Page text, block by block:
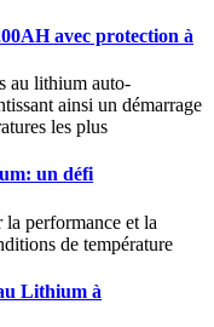
avec protection à
au lithium auto-
ainsi un démarrage
les plus
un défi
performance et la
de température
Lithium à